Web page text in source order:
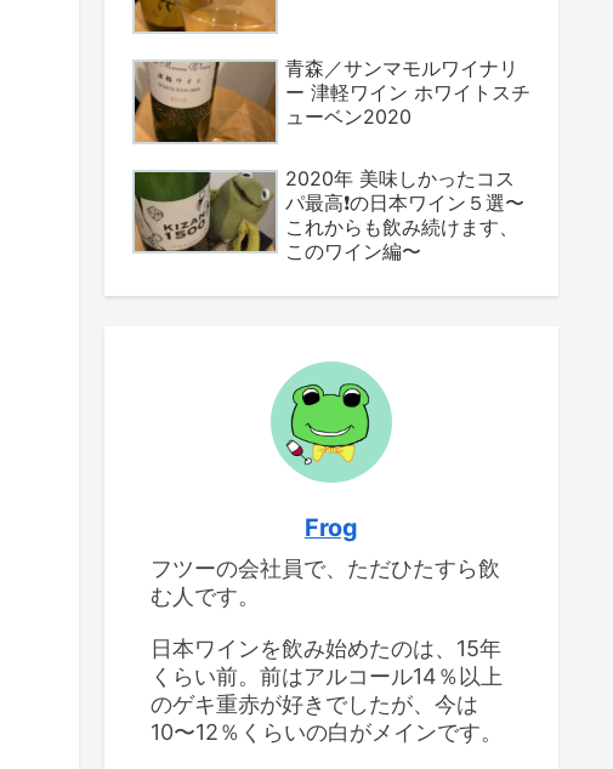
青森／サンマモルワイナリ
ー 津軽ワイン ホワイトスチ
ューベン2020
2020年 美味しかったコス
パ最高❗️の日本ワイン５選〜
これからも飲み続けます、
このワイン編〜
Frog
フツーの会社員で、ただひたすら飲
む人です。
日本ワインを飲み始めたのは、15年
くらい前。前はアルコール14％以上
のゲキ重赤が好きでしたが、今は
10〜12％くらいの白がメインです。